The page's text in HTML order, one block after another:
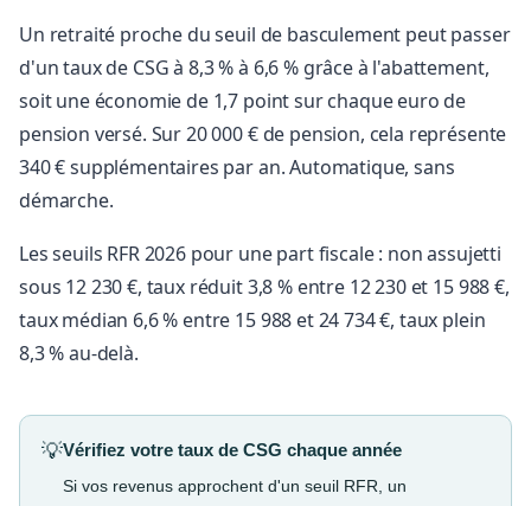
Un retraité proche du seuil de basculement peut passer
d'un taux de CSG à 8,3 % à 6,6 % grâce à l'abattement,
soit une économie de 1,7 point sur chaque euro de
pension versé. Sur 20 000 € de pension, cela représente
340 € supplémentaires par an. Automatique, sans
démarche.
Les seuils RFR 2026 pour une part fiscale : non assujetti
sous 12 230 €, taux réduit 3,8 % entre 12 230 et 15 988 €,
taux médian 6,6 % entre 15 988 et 24 734 €, taux plein
8,3 % au-delà.
💡Vérifiez votre taux de CSG chaque année
Si vos revenus approchent d'un seuil RFR, un